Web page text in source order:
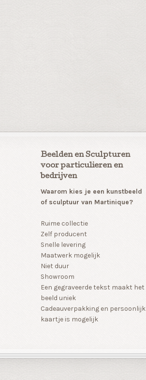
Beelden en Sculpturen
voor particulieren en
bedrijven
Waarom kies je een kunstbeeld
of sculptuur van Martinique?
Ruime collectie
Zelf producent
Snelle levering
Maatwerk mogelijk
Niet duur
Showroom
Een gegraveerde tekst maakt het
beeld uniek
Cadeauverpakking en persoonlijk
kaartje is mogelijk